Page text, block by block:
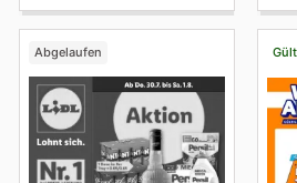
Abgelaufen